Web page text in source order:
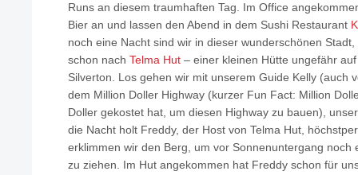
Runs an diesem traumhaften Tag. Im Office
Bier an und lassen den Abend in dem Sushi Restaurant
noch eine Nacht sind wir in dieser wunderschönen
schon nach Telma Hut – einer kleinen Hütte ungefähr
Silverton. Los gehen wir mit unserem Guide Kelly (auch
dem Million Doller Highway (kurzer Fun Fact: Million
Doller gekostet hat, um diesen Highway zu bauen),
die Nacht holt Freddy, der Host von Telma Hut,
erklimmen wir den Berg, um vor Sonnenuntergang noch
zu ziehen. Im Hut angekommen hat Freddy schon für